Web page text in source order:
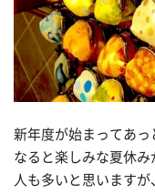
新年度が始まってあっ
なると楽しみな夏休
人も多いと思います